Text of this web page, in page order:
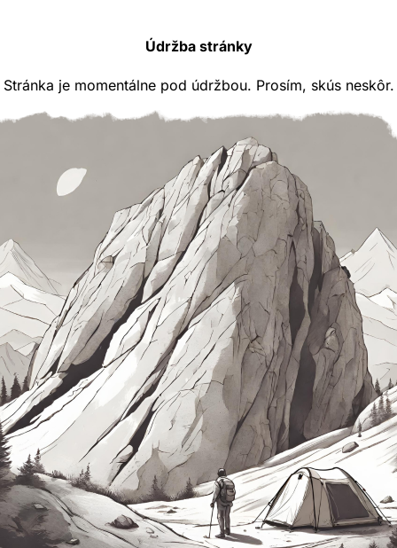
Údržba stránky
Stránka je momentálne pod údržbou. Prosím, skús neskôr.